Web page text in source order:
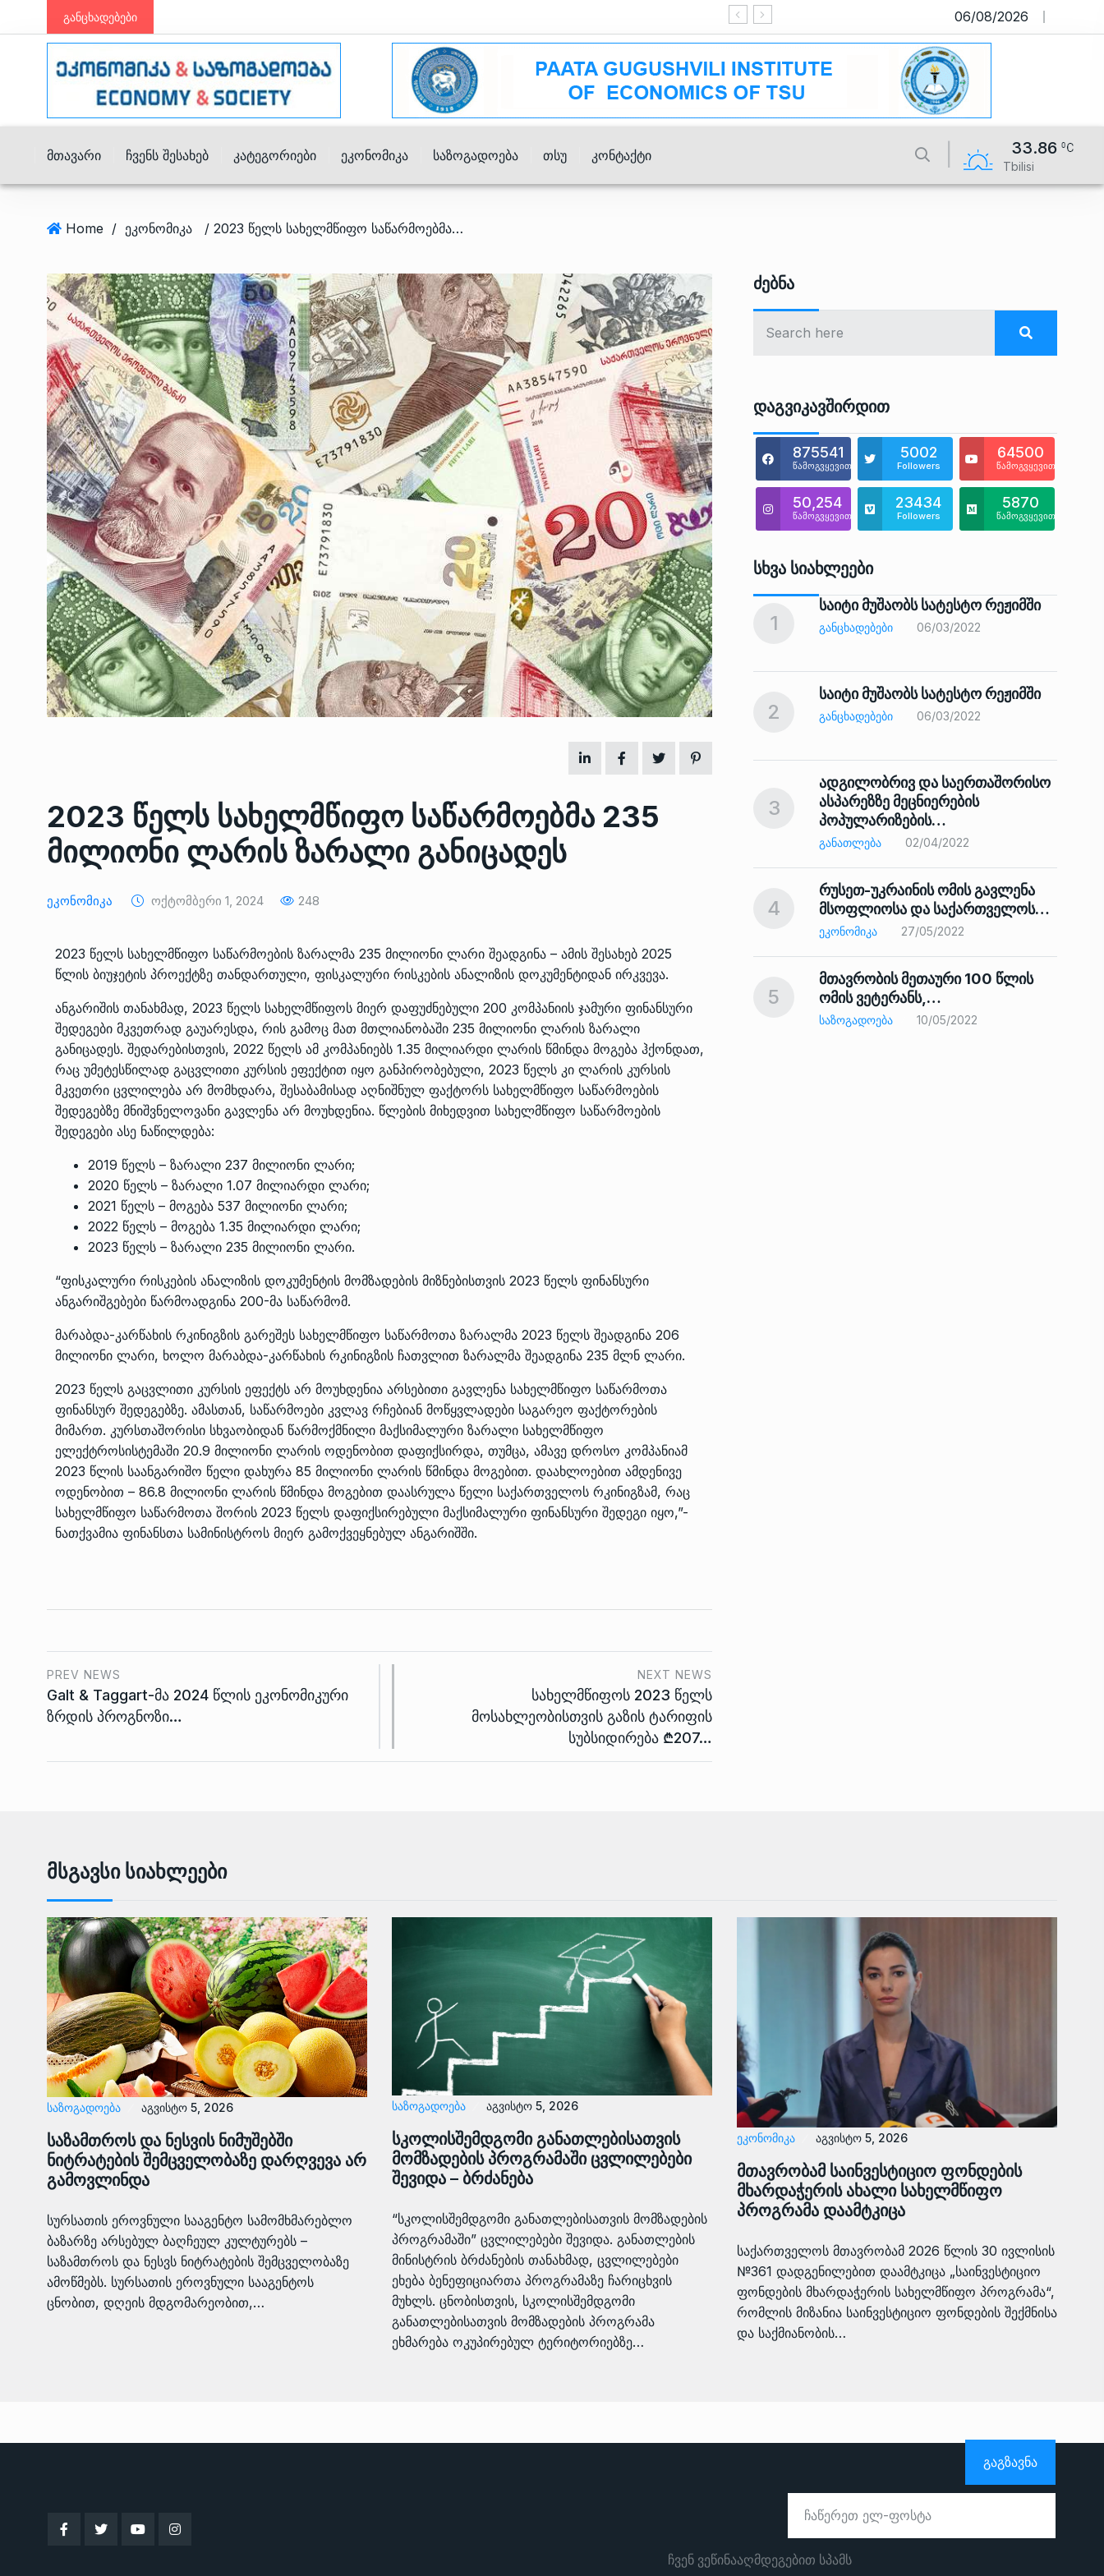
განცხადებები საიტი მუშაობს სატესტო რეჟიმში
06/08/2026
Მთავარი Ჩვენს Შესახებ Კატეგორიები Ეკონომიკა Საზოგადოება Თსუ Კონტაქტი 33.86
Tbilisi
Home / ეკონომიკა / 2023 წელს სახელმწიფო საწარმოებმა 235 მილიონი ლარის ზარალი განიცადეს
2023 წელს სახელმწიფო საწარმოებმა 235
მილიონი ლარის ზარალი განიცადეს
Ეკონომიკა Ოქტომბერი 1, 2024 248
2023 წელს სახელმწიფო საწარმოების ზარალმა 235 მილიონი ლარი შეადგინა – ამის შესახებ 2025
წლის ბიუჯეტის პროექტზე თანდართული, ფისკალური რისკების ანალიზის დოკუმენტიდან ირკვევა.
ანგარიშის თანახმად, 2023 წელს სახელმწიფოს მიერ დაფუძნებული 200 კომპანიის ჯამური ფინანსური
შედეგები მკვეთრად გაუარესდა, რის გამოც მათ მთლიანობაში 235 მილიონი ლარის ზარალი
განიცადეს. შედარებისთვის, 2022 წელს ამ კომპანიებს 1.35 მილიარდი ლარის წმინდა მოგება ჰქონდათ,
რაც უმეტესწილად გაცვლითი კურსის ეფექტით იყო განპირობებული, 2023 წელს კი ლარის კურსის
მკვეთრი ცვლილება არ მომხდარა, შესაბამისად აღნიშნულ ფაქტორს სახელმწიფო საწარმოების
შედეგებზე მნიშვნელოვანი გავლენა არ მოუხდენია. წლების მიხედვით სახელმწიფო საწარმოების
შედეგები ასე ნაწილდება:
2019 წელს – ზარალი 237 მილიონი ლარი;
2020 წელს – ზარალი 1.07 მილიარდი ლარი;
2021 წელს – მოგება 537 მილიონი ლარი;
2022 წელს – მოგება 1.35 მილიარდი ლარი;
2023 წელს – ზარალი 235 მილიონი ლარი.
“ფისკალური რისკების ანალიზის დოკუმენტის მომზადების მიზნებისთვის 2023 წელს ფინანსური
ანგარიშგებები წარმოადგინა 200-მა საწარმომ.
მარაბდა-კარწახის რკინიგზის გარეშეს სახელმწიფო საწარმოთა ზარალმა 2023 წელს შეადგინა 206
მილიონი ლარი, ხოლო მარაბდა-კარწახის რკინიგზის ჩათვლით ზარალმა შეადგინა 235 მლნ ლარი.
2023 წელს გაცვლითი კურსის ეფექტს არ მოუხდენია არსებითი გავლენა სახელმწიფო საწარმოთა
ფინანსურ შედეგებზე. ამასთან, საწარმოები კვლავ რჩებიან მოწყვლადები საგარეო ფაქტორების
მიმართ. კურსთაშორისი სხვაობიდან წარმოქმნილი მაქსიმალური ზარალი სახელმწიფო
ელექტროსისტემაში 20.9 მილიონი ლარის ოდენობით დაფიქსირდა, თუმცა, ამავე დროსო კომპანიამ
2023 წლის საანგარიშო წელი დახურა 85 მილიონი ლარის წმინდა მოგებით. დაახლოებით ამდენივე
ოდენობით – 86.8 მილიონი ლარის წმინდა მოგებით დაასრულა წელი საქართველოს რკინიგზამ, რაც
სახელმწიფო საწარმოთა შორის 2023 წელს დაფიქსირებული მაქსიმალური ფინანსური შედეგი იყო,”-
ნათქვამია ფინანსთა სამინისტროს მიერ გამოქვეყნებულ ანგარიშში.
PREV NEWS
Galt & Taggart-მა 2024 წლის ეკონომიკური
ზრდის პროგნოზი…
NEXT NEWS
სახელმწიფოს 2023 წელს
მოსახლეობისთვის გაზის ტარიფის
სუბსიდირება ₾207…
Ძებნა
Დაგვიკავშირდით
875541
წამოგვყევით
5002
Followers
64500
წამოგვყევით
50,254
წამოგვყევით
23434
Followers
5870
წამოგვყევით
Სხვა Სიახლეები
6
ოთარ შამუგია ბაქოში გამართულ
მინისტერიალზე სიტყვით…
ᲔᲙᲝᲜᲝᲛᲘᲙᲐ 10/05/2022
7
გოგიტა თოდრაძე საქართველოს
სტატისტიკის ეროვნული
8
საქართველოს რკინიგზის
გენერალურმა დირექტორმა შუა
დერეფნის…
ᲔᲙᲝᲜᲝᲛᲘᲙᲐ 11/05/2022
თბილისის ზაქარია ფალიაშვილის
ბალეტის…
ᲙᲣᲚᲢᲣᲠᲐ 13/05/2022
10
თბილისის ზაქარია ფალიაშვილის
სახელობის ოპერისა და
ბალეტის…
ᲙᲣᲚᲢᲣᲠᲐ 13/05/2022
11
ზურაბ აზარაშვილი:
„სოციალურად დაუცველთა
დასაქმების პროგრამაში,…
ᲡᲐᲖᲝᲒᲐᲓᲝᲔᲑᲐ 13/05/2022
აბაშის მუნიციპალიტეტი
13
მარაგი დღეისათვის გვაქვს
საკმარისზე მეტი, თუმცა…
ᲔᲙᲝᲜᲝᲛᲘᲙᲐ
ᲒᲐᲜᲐᲗᲚᲔᲑᲐ 15/05/2022
15
პრემიერ-მინისტრმა ირაკლი
ღარიბაშვილმა ახლად
რეაბილიტირებული ოზურგეთის…
ᲒᲐᲜᲐᲗᲚᲔᲑᲐ 15/05/2022
1
საიტი მუშაობს სატესტო რეჟიმში
ᲒᲐᲜᲪᲮᲐᲓᲔᲑᲔᲑᲘ 06/03/2022
2
საიტი მუშაობს სატესტო რეჟიმში
ᲒᲐᲜᲪᲮᲐᲓᲔᲑᲔᲑᲘ 06/03/2022
3
ადგილობრივ და საერთაშორისო
ასპარეზზე მეცნიერების
პოპულარიზების…
ᲒᲐᲜᲐᲗᲚᲔᲑᲐ 02/04/2022
4
რუსეთ-უკრაინის ომის გავლენა
მსოფლიოსა და საქართველოს…
ᲔᲙᲝᲜᲝᲛᲘᲙᲐ 27/05/2022
5
მთავრობის მეთაური 100 წლის
ომის ვეტერანს,…
ᲡᲐᲖᲝᲒᲐᲓᲝᲔᲑᲐ 10/05/2022
Მსგავსი Სიახლეები
ᲡᲐᲖᲝᲒᲐᲓᲝᲔᲑᲐ აგვისტო 5, 2026
საზამთროს და ნესვის ნიმუშებში
ნიტრატების შემცველობაზე დარღვევა არ
გამოვლინდა
სურსათის ეროვნული სააგენტო სამომხმარებლო
ბაზარზე არსებულ ბაღჩეულ კულტურებს –
საზამთროს და ნესვს ნიტრატების შემცველობაზე
ამოწმებს. სურსათის ეროვნული სააგენტოს
ცნობით, დღეის მდგომარეობით,…
ᲡᲐᲖᲝᲒᲐᲓᲝᲔᲑᲐ აგვისტო 5, 2026
სკოლისშემდგომი განათლებისათვის
მომზადების პროგრამაში ცვლილებები
შევიდა – ბრძანება
“სკოლისშემდგომი განათლებისათვის მომზადების
პროგრამაში” ცვლილებები შევიდა. განათლების
მინისტრის ბრძანების თანახმად, ცვლილებები
ეხება ბენეფიციართა პროგრამაზე ჩარიცხვის
მუხლს. ცნობისთვის, სკოლისშემდგომი
განათლებისათვის მომზადების პროგრამა
ეხმარება ოკუპირებულ ტერიტორიებზე…
ᲔᲙᲝᲜᲝᲛᲘᲙᲐ აგვისტო 5, 2026
მთავრობამ საინვესტიციო ფონდების
მხარდაჭერის ახალი სახელმწიფო
პროგრამა დაამტკიცა
საქართველოს მთავრობამ 2026 წლის 30 ივლისის
№361 დადგენილებით დაამტკიცა „საინვესტიციო
ფონდების მხარდაჭერის სახელმწიფო პროგრამა“,
რომლის მიზანია საინვესტიციო ფონდების შექმნისა
და საქმიანობის…
ᲒᲐᲒᲖᲐᲕᲜᲐ
ჩვენ ვეწინააღმდეგებით სპამს